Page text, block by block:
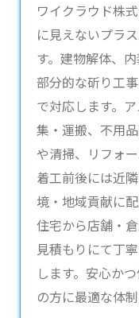
ワイクラウド株式
に見えないプラ
す。建物解体、
部分的な斫り工
で対応します。
集・運搬、不用
や清掃、リフォ
着工前後には近
境・地域貢献に
住宅から店舗・
見積もりにて丁
します。安心か
の方に最適な体